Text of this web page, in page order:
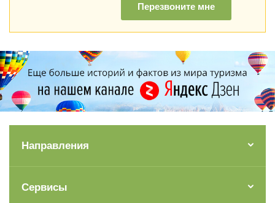
Перезвоните мне
Направления
Сервисы